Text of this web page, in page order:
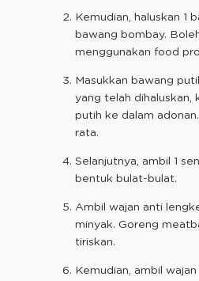
Kemudian, haluskan 1
bawang bombay.
menggunakan food
Masukkan bawang
yang telah dihaluskan,
putih ke dalam
rata.
Selanjutnya, ambil 1
bentuk bulat-bulat.
Ambil wajan anti
minyak. Goreng
tiriskan.
Kemudian, ambil